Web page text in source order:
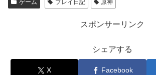
ゲーム プレイ日記 原神
スポンサーリンク
シェアする
X Facebook